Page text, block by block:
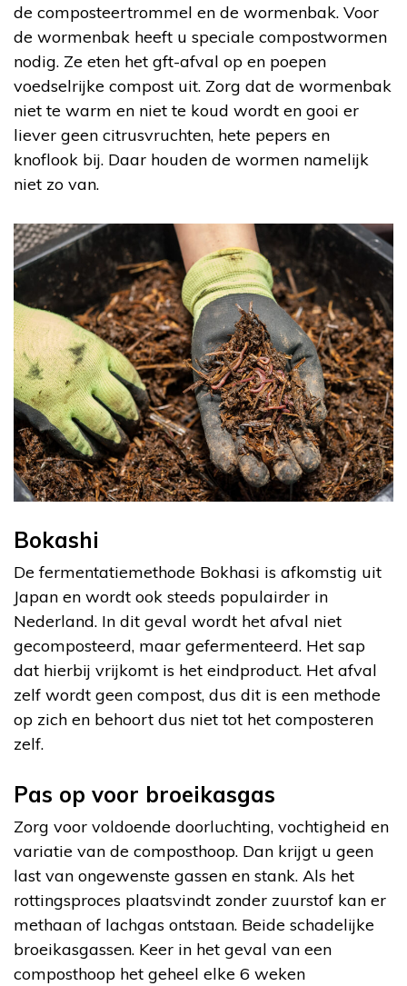
de composteertrommel en de wormenbak. Voor
de wormenbak heeft u speciale compostwormen
nodig. Ze eten het gft-afval op en poepen
voedselrijke compost uit. Zorg dat de wormenbak
niet te warm en niet te koud wordt en gooi er
liever geen citrusvruchten, hete pepers en
knoflook bij. Daar houden de wormen namelijk
niet zo van.
Bokashi
De fermentatiemethode Bokhasi is afkomstig uit
Japan en wordt ook steeds populairder in
Nederland. In dit geval wordt het afval niet
gecomposteerd, maar gefermenteerd. Het sap
dat hierbij vrijkomt is het eindproduct. Het afval
zelf wordt geen compost, dus dit is een methode
op zich en behoort dus niet tot het composteren
zelf.
Pas op voor broeikasgas
Zorg voor voldoende doorluchting, vochtigheid en
variatie van de composthoop. Dan krijgt u geen
last van ongewenste gassen en stank. Als het
rottingsproces plaatsvindt zonder zuurstof kan er
methaan of lachgas ontstaan. Beide schadelijke
broeikasgassen. Keer in het geval van een
composthoop het geheel elke 6 weken